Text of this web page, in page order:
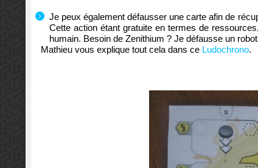
Je peux également défausser une carte afin de
Cette action étant gratuite en termes de ressources,
humain. Besoin de Zenithium ? Je défausse un
Mathieu vous explique tout cela dans ce Ludochrono.